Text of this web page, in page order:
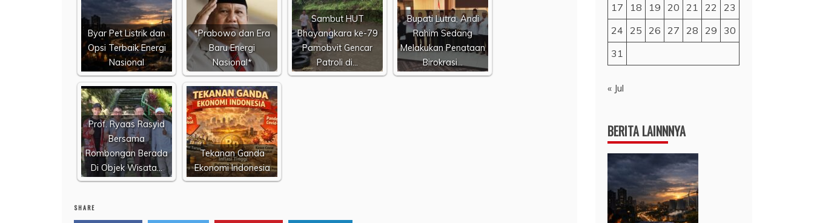
Byar Pet Listrik dan
Opsi Terbaik Energi
Nasional
*Prabowo dan Era
Baru Energi
Nasional*
Sambut HUT
Bhayangkara ke-79
Pamobvit Gencar
Patroli di…
Bupati Lutra, Andi
Rahim Sedang
Melakukan Penataan
Birokrasi…
Prof. Ryaas Rasyid
Bersama
Rombongan Berada
Di Objek Wisata…
Tekanan Ganda
Ekonomi Indonesia
SHARE
17
18 19 20 21 22
23
24
25 26 27 28 29
30
31
« Jul
BERITA LAINNNYA